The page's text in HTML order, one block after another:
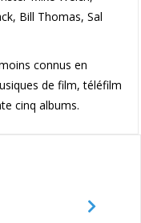
Bill Thomas, Sal
connus en
de film, téléfilm
cinq albums.